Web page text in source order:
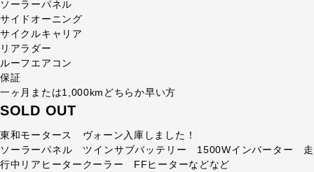
ソーラーパネル
サイドオーニング
サイクルキャリア
リアラダー
ルーフエアコン
保証
一ヶ月または1,000kmどちらか早い方
SOLD OUT
東和モータース ヴォーン入庫しました！
ソーラーパネル ツインサブバッテリー 1500Wインバーター 走
行中リアヒータークーラー FFヒーターなどなど